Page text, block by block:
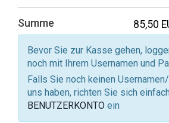
Summe 85,50
Bevor Sie zur Kasse gehen,
noch mit Ihrem Usernamen und
Falls Sie noch keinen
uns haben, richten Sie sich
BENUTZERKONTO ein